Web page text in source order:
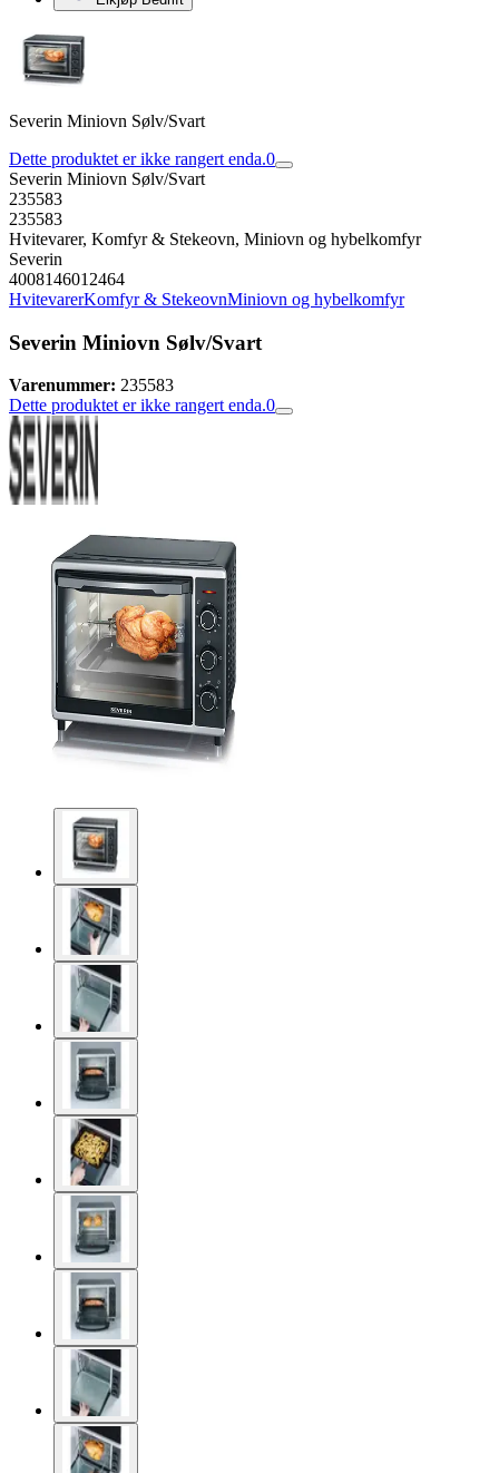
Severin Miniovn Sølv/Svart
Dette produktet er ikke rangert enda.0
Severin Miniovn Sølv/Svart
235583
235583
Hvitevarer, Komfyr & Stekeovn, Miniovn og hybelkomfyr
Severin
4008146012464
HvitevarerKomfyr & StekeovnMiniovn og hybelkomfyr
Severin Miniovn Sølv/Svart
Varenummer: 235583
Dette produktet er ikke rangert enda.0